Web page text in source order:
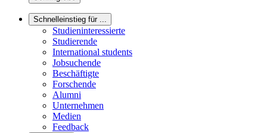
Schnelleinstieg für ...
Studieninteressierte
Studierende
International students
Jobsuchende
Beschäftigte
Forschende
Alumni
Unternehmen
Medien
Feedback